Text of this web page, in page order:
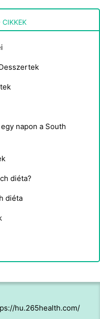
CIKKEK
napon a South
diéta?
diéta
hu.265health.com/